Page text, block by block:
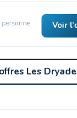
Voir
Les